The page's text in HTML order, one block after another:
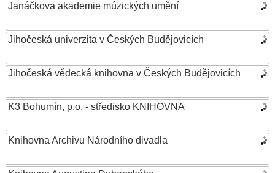
Janáčkova akademie múzických umění
Jihočeská univerzita v Českých Budějovicích
Jihočeská vědecká knihovna v Českých Budějovicích
K3 Bohumín, p.o. - středisko KNIHOVNA
Knihovna Archivu Národního divadla